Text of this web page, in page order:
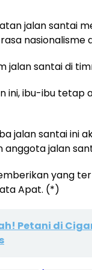
jalan santai
nasionalisme
santai di
ini, ibu-ibu tetap
jalan santai ini
jalan
yang
Apat. (*)
Petani di